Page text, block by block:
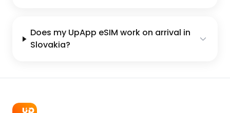
Does my UpApp eSIM work on arrival in
Slovakia?